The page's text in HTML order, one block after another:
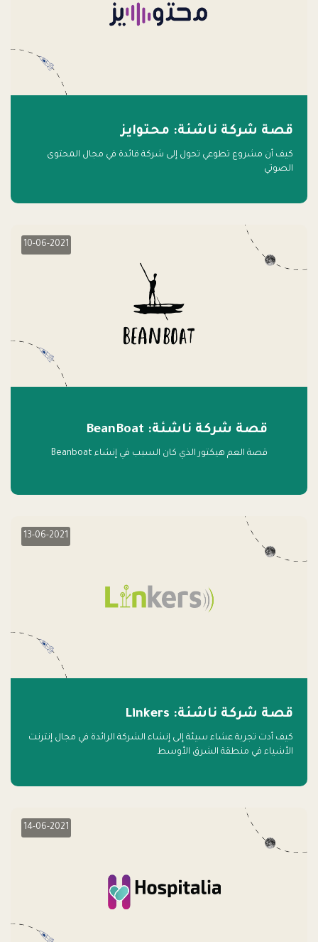
قصة شركة ناشئة: محتوايز
كيف أن مشروع تطوعي تحول إلى شركة قائدة في مجال المحتوى
الصوتي
10-06-2021
قصة شركة ناشئة: BeanBoat
قصة العم هيكتور الذي كان السبب في إنشاء Beanboat
13-06-2021
قصة شركة ناشئة: Linkers
كيف أدت تجربة عشاء سيئة إلى إنشاء الشركة الرائدة في مجال إنترنت
الأشياء في منطقة الشرق الأوسط
14-06-2021